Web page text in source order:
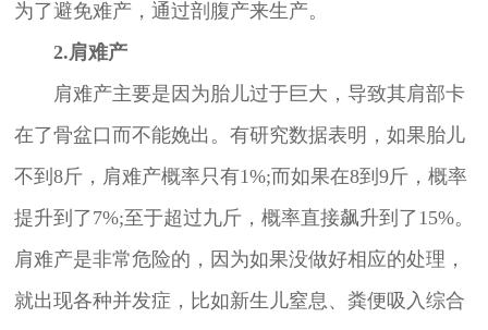
为了避免难产，通过剖腹产来生产。
2.肩难产
肩难产主要是因为胎儿过于巨大，导致其肩部卡
在了骨盆口而不能娩出。有研究数据表明，如果胎儿
不到8斤，肩难产概率只有1%;而如果在8到9斤，概率
提升到了7%;至于超过九斤，概率直接飙升到了15%。
肩难产是非常危险的，因为如果没做好相应的处理，
就出现各种并发症，比如新生儿窒息、粪便吸入综合